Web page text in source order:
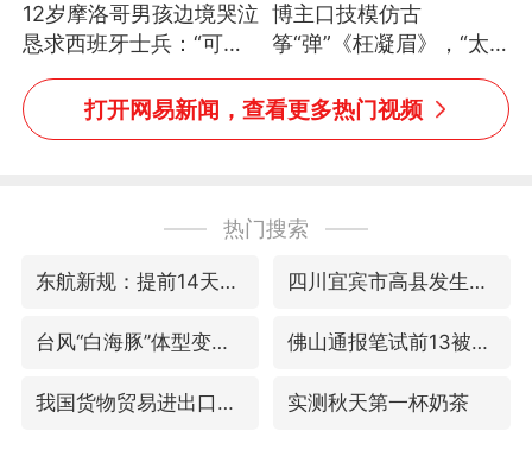
12岁摩洛哥男孩边境哭泣
恳求西班牙士兵：“可不
可以不要把我遣返回国”
博主口技模仿古
筝“弹”《枉凝眉》，“太
像了～你是吃古筝长大的
吗？”“或将成为首位考级
不带古筝的选手。”（来
打开网易新闻，查看更多热门视频
热门搜索
东航新规：提前14天可免费退改签 四川宜宾市高县发生4.9级地震
台风“白海豚”体型变大！环流面积接近13个浙江那么大 佛山通报笔试前13被淘汰后5名进体检
我国货物贸易进出口超30万亿元 实测秋天第一杯奶茶